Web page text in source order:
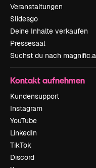
Veranstaltungen
Slidesgo
Deine Inhalte verkaufen
Pressesaal
Suchst du nach
Kontakt aufnehmen
Kundensupport
Instagram
YouTube
LinkedIn
TikTok
Discord